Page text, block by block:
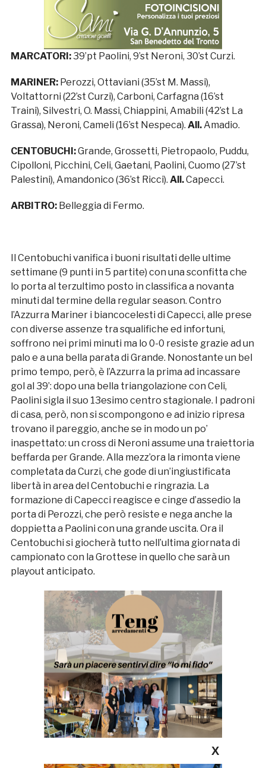
MARCATORI:39’pt Paolini, 9’st Neroni, 30’st Curzi.
MARINER: Perozzi, Ottaviani (35’st M. Massi),
Voltattorni (22’st Curzi), Carboni, Carfagna (16’st
Traini), Silvestri, O. Massi, Chiappini, Amabili (42’st La
Grassa), Neroni, Cameli (16’st Nespeca). All.Amadio.
CENTOBUCHI:Grande, Grossetti, Pietropaolo, Puddu,
Cipolloni, Picchini, Celi, Gaetani, Paolini, Cuomo (27’st
Palestini), Amandonico (36’st Ricci). All.Capecci.
ARBITRO:Belleggia di Fermo.
Il Centobuchi vanifica i buoni risultati delle ultime
settimane (9 punti in 5 partite) con una sconfitta che
lo porta al terzultimo posto in classifica a novanta
minuti dal termine della regular season. Contro
l’Azzurra Mariner i biancocelesti di Capecci, alle prese
con diverse assenze tra squalifiche ed infortuni,
soffrono nei primi minuti ma lo 0-0 resiste grazie ad un
palo e a una bella parata di Grande. Nonostante un bel
primo tempo, però, è l’Azzurra la prima ad incassare
gol al 39’: dopo una bella triangolazione con Celi,
Paolini sigla il suo 13esimo centro stagionale. I padroni
di casa, però, non si scompongono e ad inizio ripresa
trovano il pareggio, anche se in modo un po’
inaspettato: un cross di Neroni assume una traiettoria
beffarda per Grande. Alla mezz’ora la rimonta viene
completata da Curzi, che gode di un’ingiustificata
libertà in area del Centobuchi e ringrazia. La
formazione di Capecci reagisce e cinge d’assedio la
porta di Perozzi, che però resiste e nega anche la
doppietta a Paolini con una grande uscita. Ora il
Centobuchi si giocherà tutto nell’ultima giornata di
campionato con la Grottese in quello che sarà un
playout anticipato.
X